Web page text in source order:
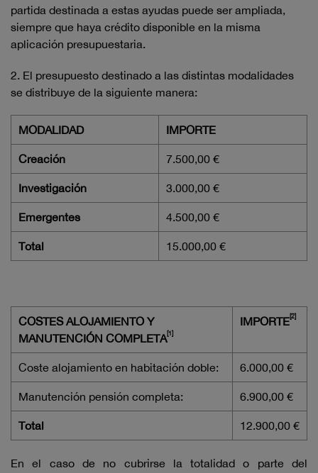
partida destinada a estas ayudas puede ser ampliada,
siempre que haya crédito disponible en la misma
aplicación presupuestaria.
2. El presupuesto destinado a las distintas modalidades
se distribuye de la siguiente manera:
MODALIDAD IMPORTE
Creación 7.500,00 €
Investigación 3.000,00 €
Emergentes 4.500,00 €
Total 15.000,00 €
COSTES ALOJAMIENTO Y
MANUTENCIÓN COMPLETA[1]
IMPORTE[2]
Coste alojamiento en habitación doble: 6.000,00 €
Manutención pensión completa: 6.900,00 €
Total 12.900,00 €
En el caso de no cubrirse la totalidad o parte del